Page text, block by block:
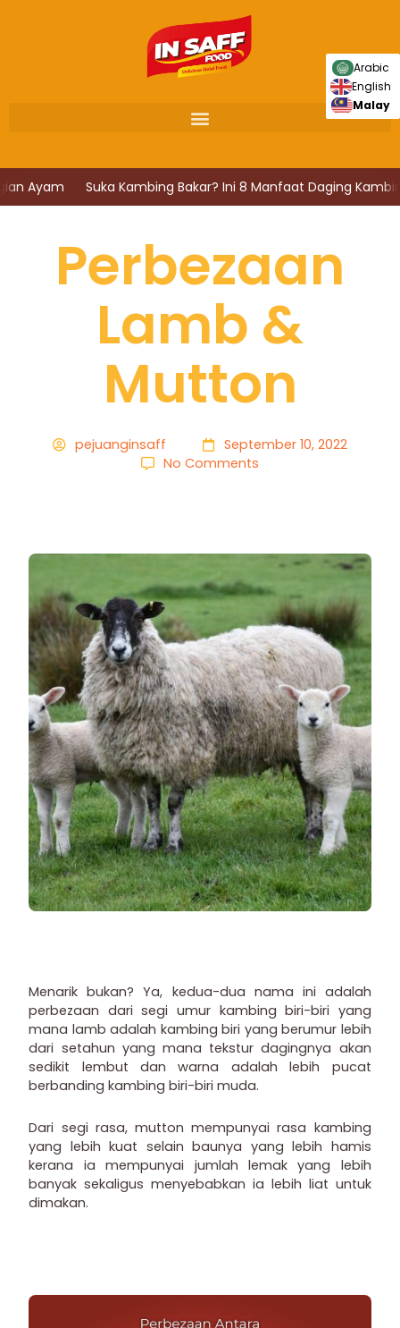
Ayam Suka Kambing Bakar? Ini 8 Manfaat Daging Kambing!
Perbezaan
Lamb &
Mutton
pejuanginsaff
September 10, 2022
No Comments
Menarik bukan? Ya, kedua-dua nama ini adalah
perbezaan dari segi umur kambing biri-biri yang
mana lamb adalah kambing biri yang berumur lebih
dari setahun yang mana tekstur dagingnya akan
sedikit lembut dan warna adalah lebih pucat
berbanding kambing biri-biri muda.
Dari segi rasa, mutton mempunyai rasa kambing
yang lebih kuat selain baunya yang lebih hamis
kerana ia mempunyai jumlah lemak yang lebih
banyak sekaligus menyebabkan ia lebih liat untuk
dimakan.
Arabic
English
Malay